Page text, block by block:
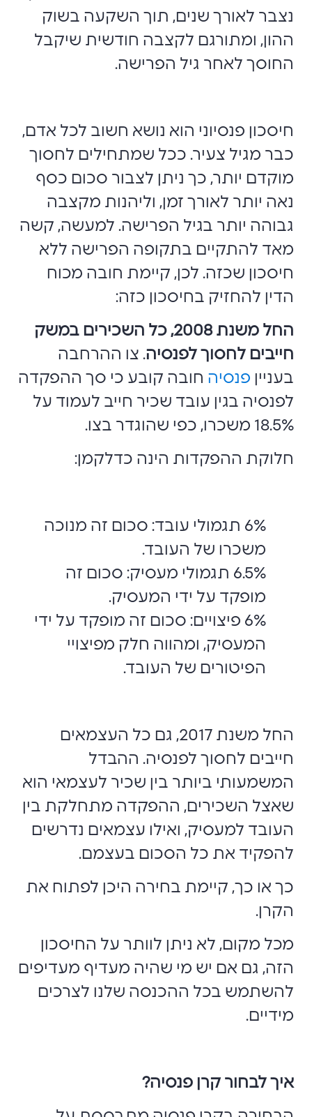
נצבר לאורך שנים, תוך השקעה בשוק
ההון, ומתורגם לקצבה חודשית שיקבל
החוסך לאחר גיל הפרישה.
חיסכון פנסיוני הוא נושא חשוב לכל אדם,
כבר מגיל צעיר. ככל שמתחילים לחסוך
מוקדם יותר, כך ניתן לצבור סכום כסף
נאה יותר לאורך זמן, וליהנות מקצבה
גבוהה יותר בגיל הפרישה. למעשה, קשה
מאד להתקיים בתקופה הפרישה ללא
חיסכון שכזה. לכן, קיימת חובה מכוח
הדין להחזיק בחיסכון כזה:
החל משנת 2008, כל השכירים במשק
חייבים לחסוך לפנסיה. צו ההרחבה
בעניין פנסיה חובה קובע כי סך ההפקדה
לפנסיה בגין עובד שכיר חייב לעמוד על
18.5% משכרו, כפי שהוגדר בצו.
חלוקת ההפקדות הינה כדלקמן:
6% תגמולי עובד: סכום זה מנוכה
משכרו של העובד.
6.5% תגמולי מעסיק: סכום זה
מופקד על ידי המעסיק.
6% פיצויים: סכום זה מופקד על ידי
המעסיק, ומהווה חלק מפיצויי
הפיטורים של העובד.
החל משנת 2017, גם כל העצמאים
חייבים לחסוך לפנסיה. ההבדל
המשמעותי ביותר בין שכיר לעצמאי הוא
שאצל השכירים, ההפקדה מתחלקת בין
העובד למעסיק, ואילו עצמאים נדרשים
להפקיד את כל הסכום בעצמם.
כך או כך, קיימת בחירה היכן לפתוח את
הקרן.
מכל מקום, לא ניתן לוותר על החיסכון
הזה, גם אם יש מי שהיה מעדיף מעדיפים
להשתמש בכל ההכנסה שלנו לצרכים
מידיים.
איך לבחור קרן פנסיה?